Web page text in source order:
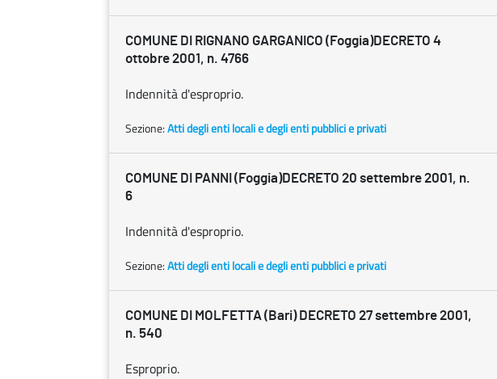
COMUNE DI RIGNANO GARGANICO (Foggia)DECRETO 4
ottobre 2001, n. 4766
Indennità d'esproprio.
Sezione:Atti degli enti locali e degli enti pubblici e privati
COMUNE DI PANNI (Foggia)DECRETO 20 settembre 2001, n.
6
Indennità d'esproprio.
Sezione:Atti degli enti locali e degli enti pubblici e privati
COMUNE DI MOLFETTA (Bari) DECRETO 27 settembre 2001,
n. 540
Esproprio.